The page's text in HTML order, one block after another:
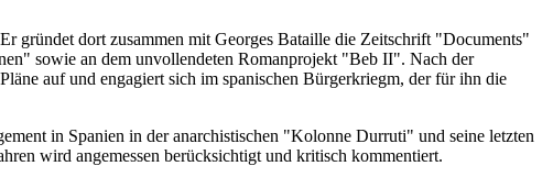
gründet dort zusammen mit Georges Bataille die Zeitschrift "Documents"
sowie an dem unvollendeten Romanprojekt "Beb II". Nach der
auf und engagiert sich im spanischen Bürgerkriegm, der für ihn die
in Spanien in der anarchistischen "Kolonne Durruti" und seine letzten
wird angemessen berücksichtigt und kritisch kommentiert.